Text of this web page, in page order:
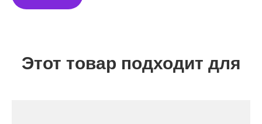
Этот товар подходит для